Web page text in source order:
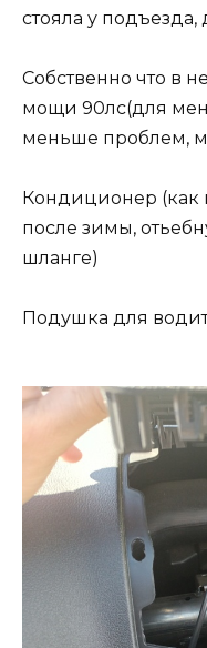
стояла у подъезда,
Собственно что в
мощи 90лс(для
меньше проблем,
Кондиционер (как
после зимы,
шланге)
Подушка для